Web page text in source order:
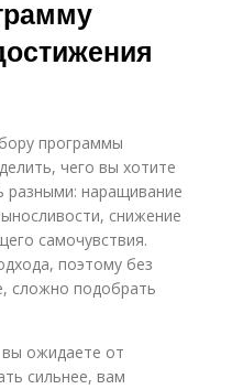
программы
чего вы хотите
разными: наращивание
снижение
самочувствия.
поэтому без
сложно подобрать
вы ожидаете от
сильнее, вам